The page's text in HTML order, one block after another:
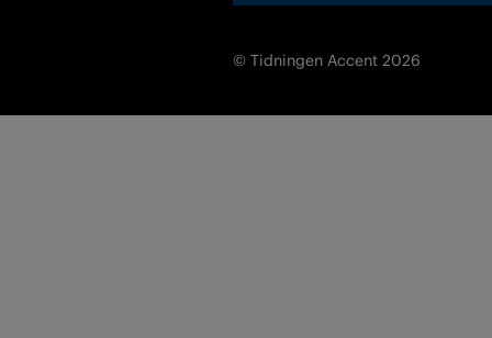
© Tidningen Accent 2026